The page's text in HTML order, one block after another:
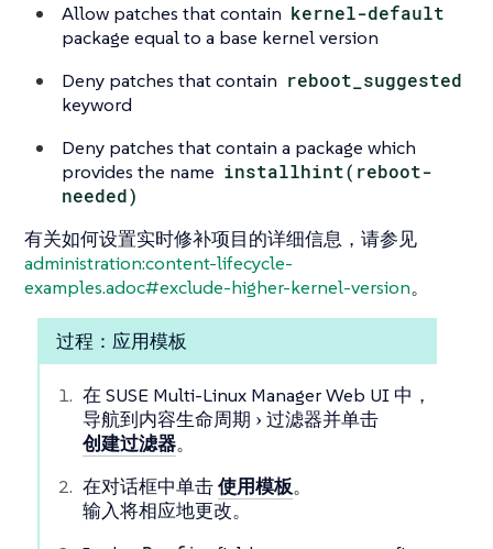
Allow patches that contain kernel-default
package equal to a base kernel version
Deny patches that contain reboot_suggested
keyword
Deny patches that contain a package which
provides the name installhint(reboot-
needed)
有关如何设置实时修补项目的详细信息，请参见
administration:content-lifecycle-
examples.adoc#exclude-higher-kernel-version。
过程：应用模板
在 SUSE Multi-Linux Manager Web UI 中，
导航到内容生命周期 过滤器并单击
创建过滤器。
在对话框中单击使用模板。
输入将相应地更改。